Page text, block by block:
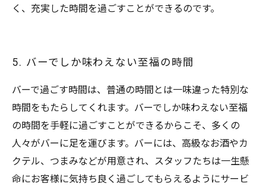
く、充実した時間を過ごすことができるのです。
5. バーでしか味わえない至福の時間
バーで過ごす時間は、普通の時間とは一味違った特別な
時間をもたらしてくれます。バーでしか味わえない至福
の時間を手軽に過ごすことができるからこそ、多くの
人々がバーに足を運びます。バーには、高級なお酒やカ
クテル、つまみなどが用意され、スタッフたちは一生懸
命にお客様に気持ち良く過ごしてもらえるようにサービ